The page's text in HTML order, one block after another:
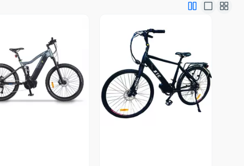
Vista Previa Vista Previa